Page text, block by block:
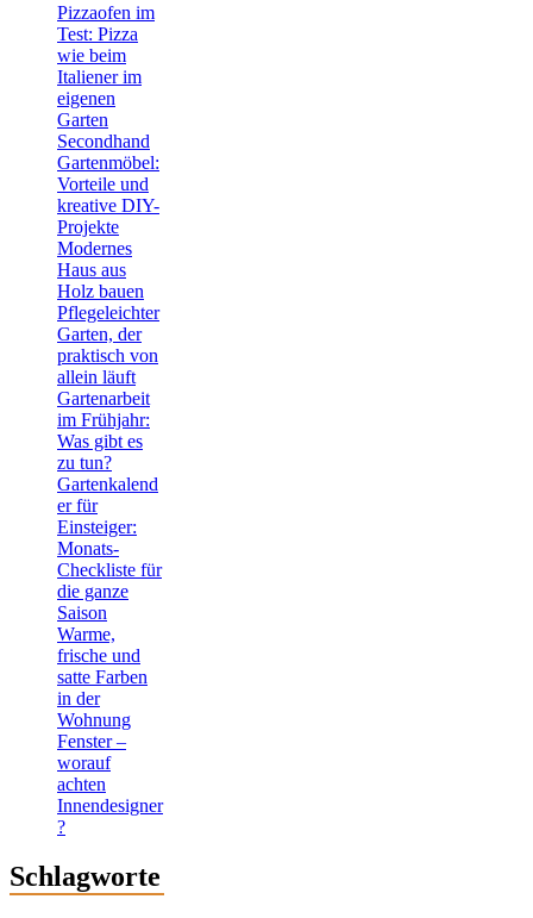
Pizzaofen im
Test: Pizza
wie beim
Italiener im
eigenen
Garten
Secondhand
Gartenmöbel:
Vorteile und
kreative DIY-
Projekte
Modernes
Haus aus
Holz bauen
Pflegeleichter
Garten, der
praktisch von
allein läuft
Gartenarbeit
im Frühjahr:
Was gibt es
zu tun?
Gartenkalend
er für
Einsteiger:
Monats-
Checkliste für
die ganze
Saison
Warme,
frische und
satte Farben
in der
Wohnung
Fenster –
worauf
achten
Innendesigner
?
Schlagworte